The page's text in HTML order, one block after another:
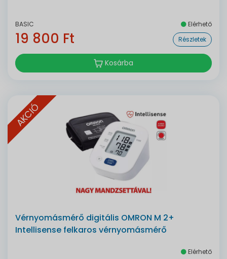
BASIC Elérhető
19 800 Ft Részletek
Kosárba
AKCIÓ
Vérnyomásmérő digitális OMRON M 2+
Intellisense felkaros vérnyomásmérő
Elérhető